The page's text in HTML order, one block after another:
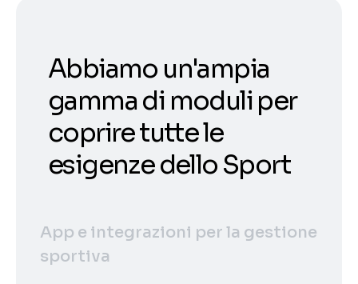
Abbiamo un'ampia
gamma di moduli per
coprire tutte le
esigenze dello Sport
App e integrazioni per la gestione
sportiva